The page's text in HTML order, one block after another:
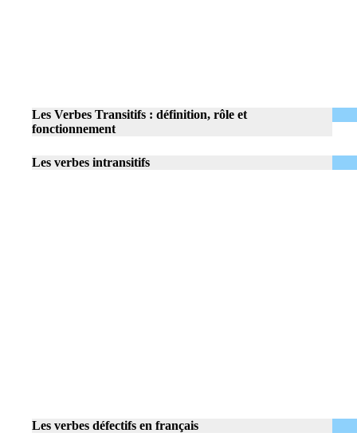
Les Verbes Transitifs : définition, rôle et
fonctionnement
Les verbes intransitifs
Les verbes défectifs en français